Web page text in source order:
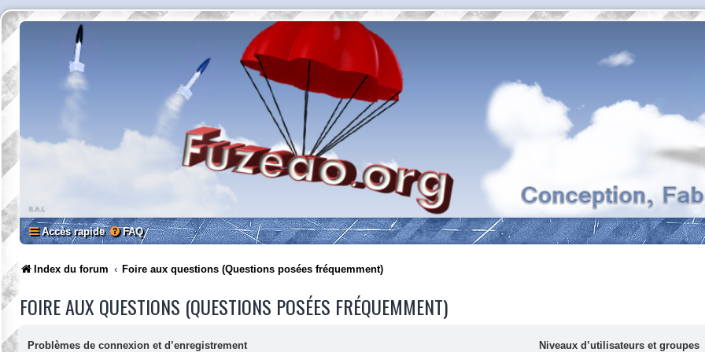
Accès rapide FAQ
Index du forum Foire aux questions (Questions posées fréquemment)
FOIRE AUX QUESTIONS (QUESTIONS POSÉES FRÉQUEMMENT)
Problèmes de connexion et d’enregistrement
Niveaux d’utilisateurs et groupes